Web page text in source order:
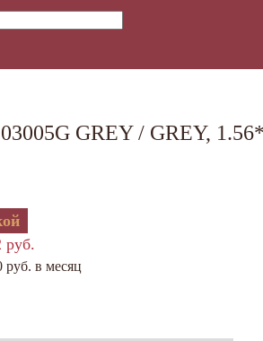
GREY / GREY,
руб.
руб. в месяц